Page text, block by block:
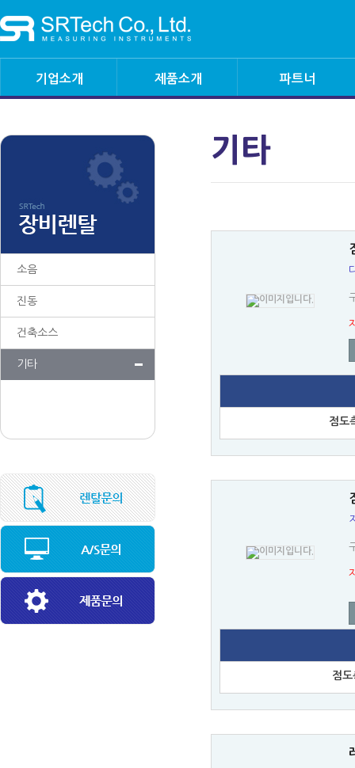
기업소개
조직도
제품소개
노이즈클라우드
다채널분석기
레코더
소음센서
진동센서
스피커&앰프
환경분석기
반응기
기타
파트너
국내 대리점
협력사
소음
진동
건축소스
기타
기타
점도
점